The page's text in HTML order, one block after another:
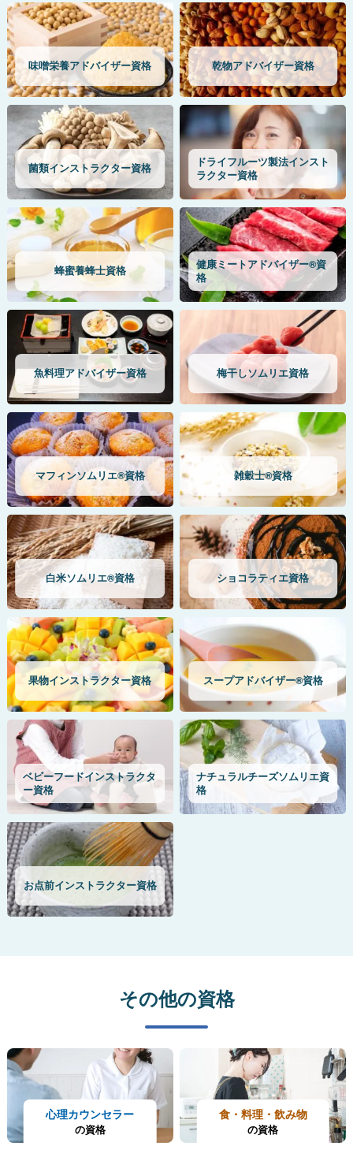
味噌栄養アドバイザー資格 乾物アドバイザー資格
菌類インストラクター資格
ドライフルーツ製法インスト
ラクター資格
蜂蜜養蜂士資格
健康ミートアドバイザー®資
格
魚料理アドバイザー資格 梅干しソムリエ資格
マフィンソムリエ®資格 雑穀士®資格
白米ソムリエ®資格 ショコラティエ資格
果物インストラクター資格 スープアドバイザー®資格
ベビーフードインストラクタ
ー資格
ナチュラルチーズソムリエ資
格
お点前インストラクター資格
その他の資格
心理カウンセラー
の資格
食・料理・飲み物
の資格